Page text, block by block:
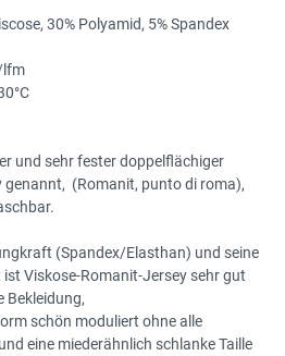
30% Polyamid, 5% Spandex
lfm
und sehr fester doppelflächiger
genannt, (Romanit, punto di roma),
(Spandex/Elasthan) und seine
Viskose-Romanit-Jersey sehr gut
Bekleidung,
schön moduliert ohne alle
eine miederähnlich schlanke Taille